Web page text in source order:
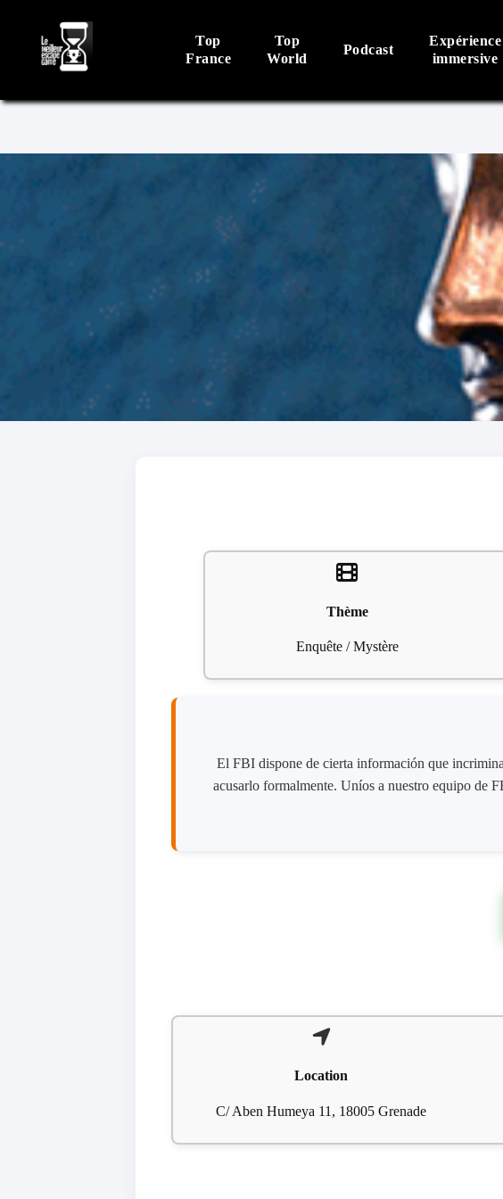
Top
France
Top
World
Podcast
Expérience
immersive
Thème
Enquête / Mystère
El FBI dispone de cierta información que
acusarlo formalmente. Uníos a nuestro equipo de
Location
C/ Aben Humeya 11, 18005 Grenade